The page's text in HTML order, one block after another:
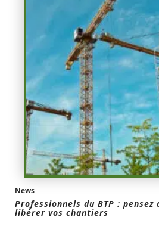
News
Professionnels du BTP : pensez
libérer vos chantiers